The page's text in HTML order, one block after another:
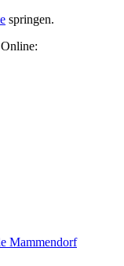
springen.